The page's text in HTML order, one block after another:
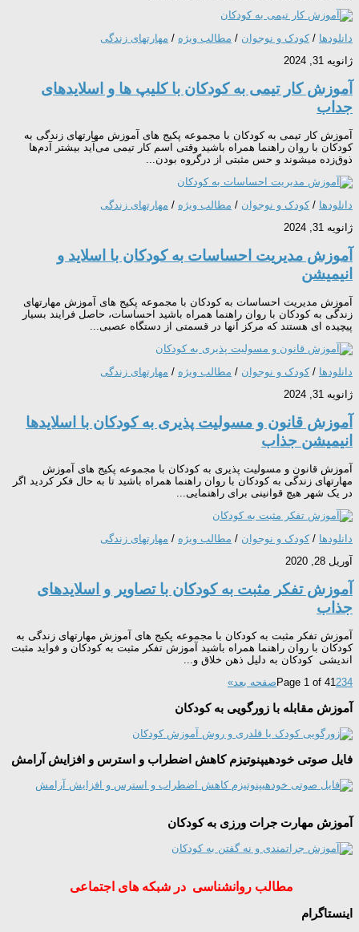
دانلودها /کودک و نوجوان / مطالب ویژه / مهارتهای زندگی
ژانویه 31, 2024
آموزش کار تیمی به کودکان با کلیپ ها و اسلایدهای
جداب
آموزش کار تیمی به کودکان با مجموعه پکیج های آموزش مهارتهای زندگی به
کودکان با روان راهنما همراه باشید وقتی اسم کار تیمی می­‌آید بیشتر آدم‌ها
ذوق‌زده می­شوند و حس مثبتی از درگروه‌ بودن...
دانلودها /کودک و نوجوان / مطالب ویژه / مهارتهای زندگی
ژانویه 31, 2024
آموزش مدیریت احساسات به کودکان با اسلاید و
انیمیشن
آموزش مدیریت احساسات به کودکان با مجموعه پکیج های آموزش مهارتهای
زندگی به کودکان با روان راهنما همراه باشید احساسات، حاصل فرایند بسیار
پیچیده ای هستند که مرکز آنها در قسمتی از دستگاه عصبی...
دانلودها /کودک و نوجوان / مطالب ویژه / مهارتهای زندگی
ژانویه 31, 2024
آموزش قانون و مسولیت پذیری به کودکان با اسلایدها
انیمیشن جذاب
آموزش قانون و مسولیت پذیری به کودکان با مجموعه پکیج های آموزش
مهارتهای زندگی به کودکان با روان راهنما همراه باشید تا به حال فکر کردید اگر
در یک شهر هیچ قوانینی برای راهنمایی...
دانلودها /کودک و نوجوان / مطالب ویژه / مهارتهای زندگی
آوریل 28, 2020
آموزش تفکر مثبت به کودکان با تصاویر و اسلایدهای
جذاب
آموزش تفکر مثبت به کودکان با مجموعه پکیج های آموزش مهارتهای زندگی به
کودکان با روان راهنما همراه باشید آموزش تفکر مثبت به کودکان و فواید مثبت
اندیشی کودکان به دلیل ذهن خلاق و...
Page 1 of 41234 صفحه بعد»
آموزش مقابله با زورگویی به کودکان
فایل صوتی خودهیپنوتیزم کاهش اضطراب و استرس و افزایش آرامش
آموزش مهارت جرات ورزی به کودکان
مطالب روانشناسی در شبکه های اجتماعی
اینستاگرام